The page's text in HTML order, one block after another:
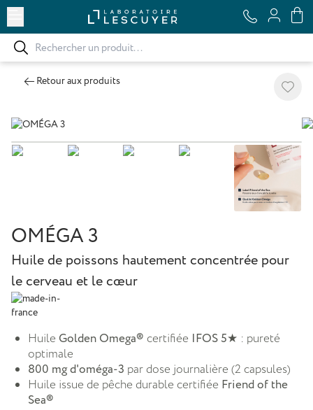
Retour aux produits
OMÉGA 3
Huile de poissons hautement concentrée pour
le cerveau et le cœur
Huile Golden Omega® certifiée IFOS 5★ : pureté
optimale
800 mg d'oméga-3 par dose journalière (2 capsules)
Huile issue de pêche durable certifiée Friend of the
Sea®